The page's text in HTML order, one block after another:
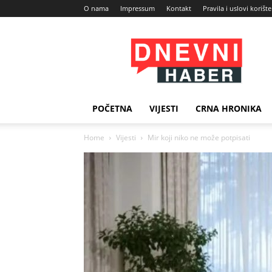
O nama Impressum Kontakt Pravila i uslovi
Dnevni
Haber
POČETNA VIJESTI CRNA HRONIKA
Home Vijesti Mir koji niko ne može potpisati